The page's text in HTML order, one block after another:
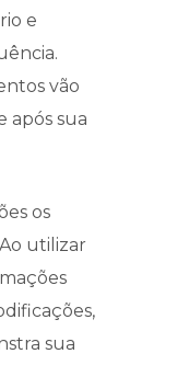
e
vão
após sua
os
utilizar
sua